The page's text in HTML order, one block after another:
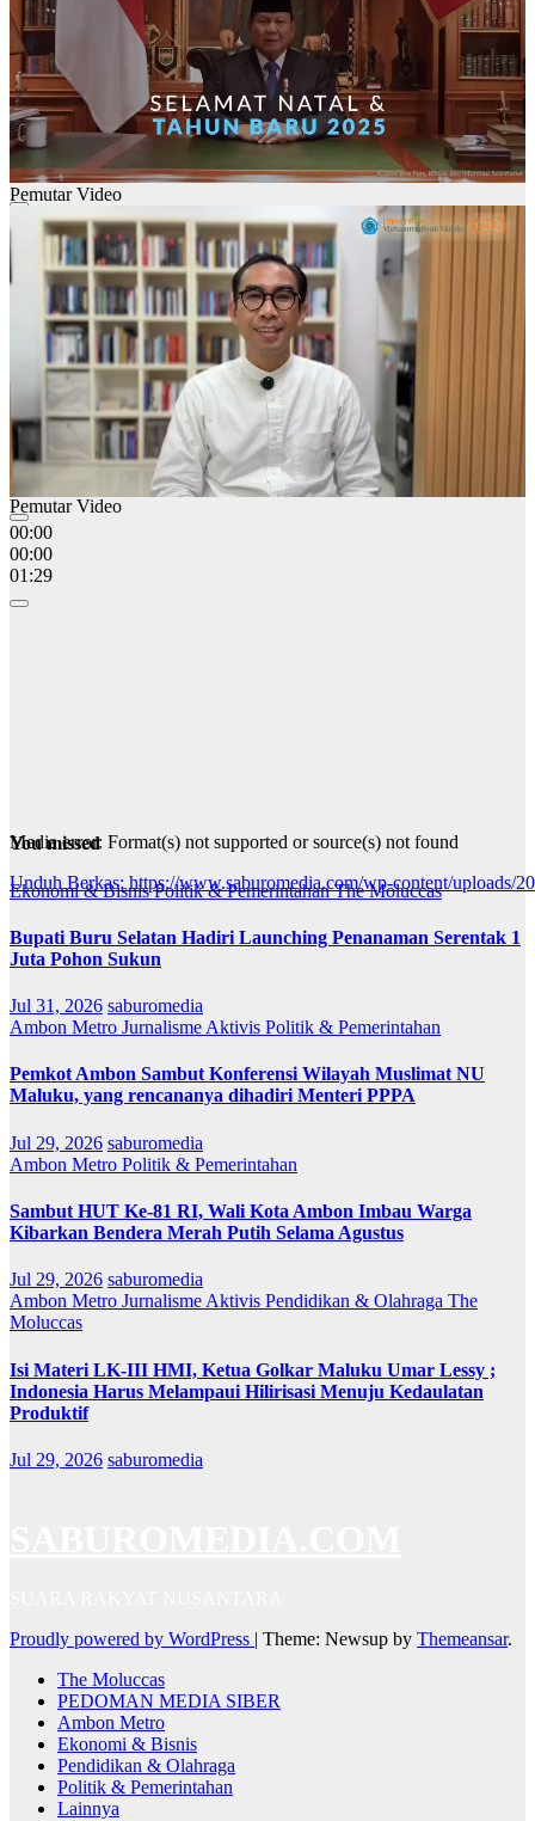
00:00
00:00
01:28
Pemutar Video
00:00
00:00
01:29
Pemutar Video
Media error: Format(s) not supported or source(s) not found
Unduh Berkas: https://www.saburomedia.com/wp-content/uploads/
00:00
You missed
Ekonomi & BisnisPolitik & PemerintahanThe Moluccas
Bupati Buru Selatan Hadiri Launching Penanaman Serentak 1
Juta Pohon Sukun
Jul 31, 2026 saburomedia
Ambon Metro Jurnalisme Aktivis Politik & Pemerintahan
Pemkot Ambon Sambut Konferensi Wilayah Muslimat NU
Maluku, yang rencananya dihadiri Menteri PPPA
Jul 29, 2026 saburomedia
Ambon Metro Politik & Pemerintahan
Sambut HUT Ke-81 RI, Wali Kota Ambon Imbau Warga
Kibarkan Bendera Merah Putih Selama Agustus
Jul 29, 2026 saburomedia
Ambon Metro Jurnalisme Aktivis Pendidikan & Olahraga The
Moluccas
Isi Materi LK-III HMI, Ketua Golkar Maluku Umar Lessy ;
Indonesia Harus Melampaui Hilirisasi Menuju Kedaulatan
Produktif
Jul 29, 2026 saburomedia
Proudly powered by WordPress | Theme: Newsup by Themeansar.
The Moluccas
PEDOMAN MEDIA SIBER
Ambon Metro
Ekonomi & Bisnis
Pendidikan & Olahraga
Politik & Pemerintahan
Lainnya